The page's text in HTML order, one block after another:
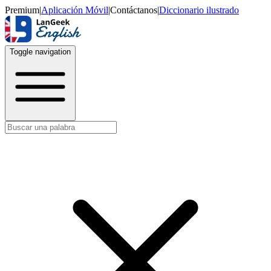
Premium|Aplicación Móvil|Contáctanos|Diccionario ilustrado
Toggle navigation